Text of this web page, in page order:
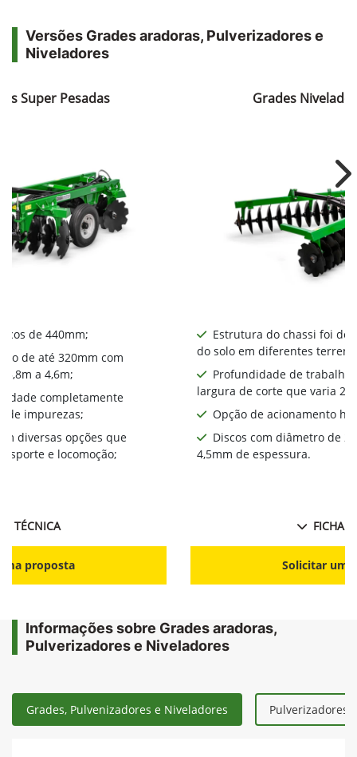
Versões Grades aradoras, Pulverizadores e
Niveladores
Super Pesadas
de 440mm​;
de até 320mm com
a 4,6m;
completamente
de impurezas;
diversas opções que
e locomoção;
TÉCNICA
proposta
Grades
Estrutura do chassi foi
do solo em diferentes
Profundidade de trabalho
largura de corte que varia
Opção de acionamento
Discos com diâmetro de
4,5mm de espessura.
FICHA
Solicitar
Informações sobre Grades aradoras,
Pulverizadores e Niveladores
Grades, Pulvenizadores e Niveladores Pulverizadores